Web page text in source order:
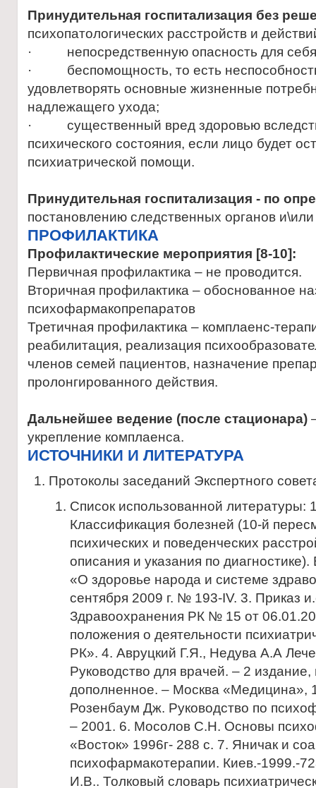
Принудительная госпитализация без
психопатологических расстройств и
· непосредственную опасность для
· беспомощность, то есть
удовлетворять основные жизненные
надлежащего ухода;
· существенный вред здоровью
психического состояния, если лицо будет
психиатрической помощи.
Принудительная госпитализация - по
постановлению следственных органов
ПРОФИЛАКТИКА
Профилактические мероприятия [8-10]:
Первичная профилактика – не проводится.
Вторичная профилактика – обоснованное
психофармакопрепаратов
Третичная профилактика – комплаенс-
реабилитация, реализация
членов семей пациентов, назначение
пролонгированного действия.
Дальнейшее ведение (после стационара)
укрепление комплаенса.
ИСТОЧНИКИ И ЛИТЕРАТУРА
Протоколы заседаний Экспертного
Список использованной литературы:
Классификация болезней (10-й
психических и поведенческих
описания и указания по
«О здоровье народа и системе
сентября 2009 г. № 193-IV. 3. Приказ
Здравоохранения РК № 15 от
положения о деятельности
РК». 4. Авруцкий Г.Я., Недува А.А
Руководство для врачей. – 2
дополненное. – Москва «Медицина»,
Розенбаум Дж. Руководство по
– 2001. 6. Мосолов С.Н. Основы
«Восток» 1996г- 288 с. 7. Яничак и
психофармакотерапии. Киев.-1999.-
И.В.. Толковый словарь